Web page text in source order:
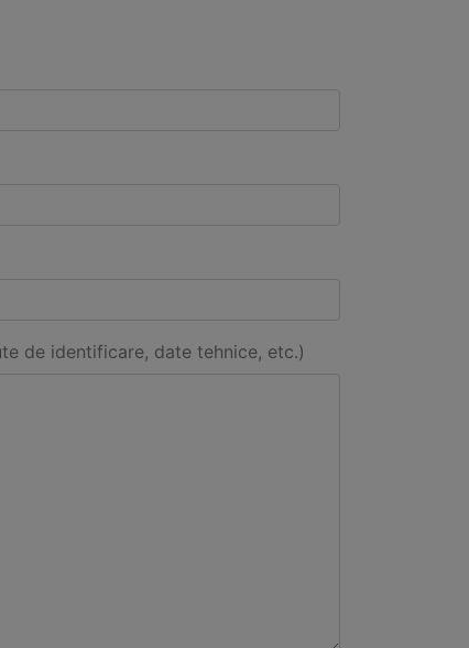
de identificare, date tehnice, etc.)